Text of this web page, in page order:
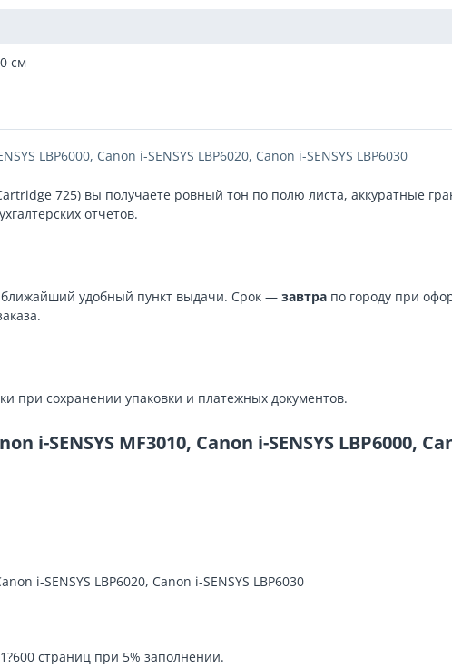
см
LBP6000, Canon i-SENSYS LBP6020, Canon i-SENSYS LBP6030
725) вы получаете ровный тон по полю листа, аккуратные
отчетов.
удобный пункт выдачи. Срок — завтра по городу при
при сохранении упаковки и платежных документов.
SENSYS MF3010, Canon i-SENSYS LBP6000,
i-SENSYS LBP6020, Canon i-SENSYS LBP6030
страниц при 5% заполнении.